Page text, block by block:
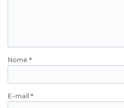
Nome *
E-mail *